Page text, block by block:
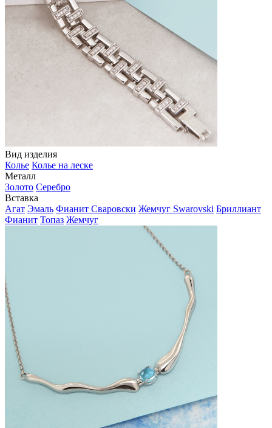
Вид изделия
Колье Колье на леске
Металл
Золото Серебро
Вставка
Агат Эмаль Фианит Сваровски Жемчуг Swarovski Бриллиант
Фианит Топаз Жемчуг